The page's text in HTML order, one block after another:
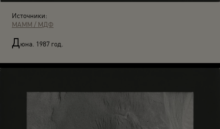
Источники:
МАММ / МДФ
Дюна. 1987 год.